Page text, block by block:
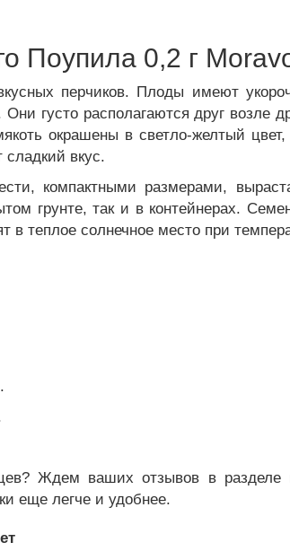
Поупила 0,2 г
перчиков. Плоды имеют
густо располагаются друг возле
окрашены в светло-желтый
вкус.
компактными размерами,
грунте, так и в контейнерах.
теплое солнечное место при
Ждем ваших отзывов в разделе
еще легче и удобнее.